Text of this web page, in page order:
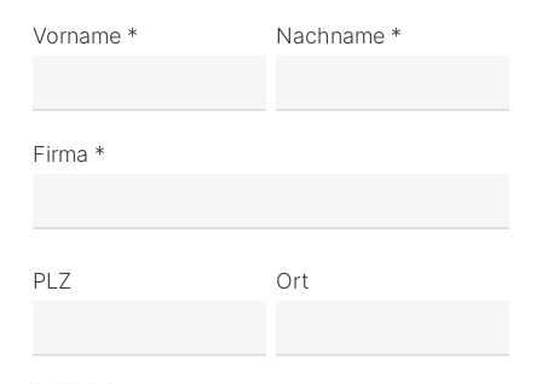
Vorname * Nachname *
Firma *
PLZ Ort